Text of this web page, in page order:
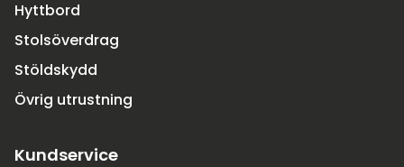
Hyttbord
Stolsöverdrag
Stöldskydd
Övrig utrustning
Kundservice